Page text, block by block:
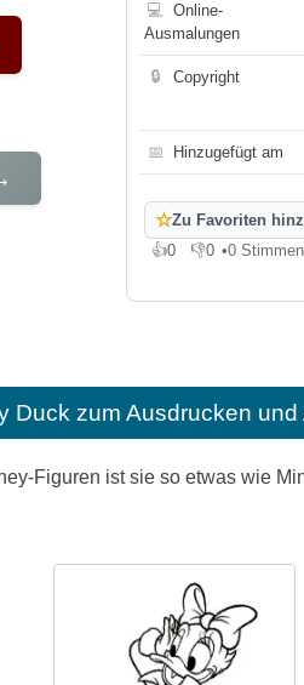
💻
Online-
Ausmalungen
🔒 Copyright
📅 Hinzugefügt am
☆Zu Favoriten
👍0
Gefällt mir
👎0
Gefällt mir nicht
•0 Stimmen
Duck zum Ausdrucken
Figuren ist sie so etwas wie